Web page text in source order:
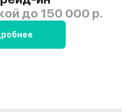
до 150 000 р.